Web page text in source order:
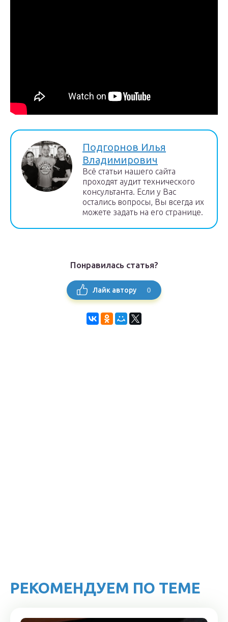
Подгорнов Илья
Владимирович
Всё статьи нашего сайта
проходят аудит технического
консультанта. Если у Вас
остались вопросы, Вы всегда их
можете задать на его странице.
Понравилась статья?
Лайк автору 0
РЕКОМЕНДУЕМ ПО ТЕМЕ